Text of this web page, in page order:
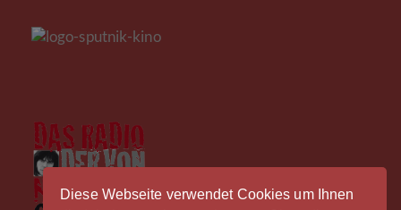
Diese Webseite verwendet Cookies um Ihnen